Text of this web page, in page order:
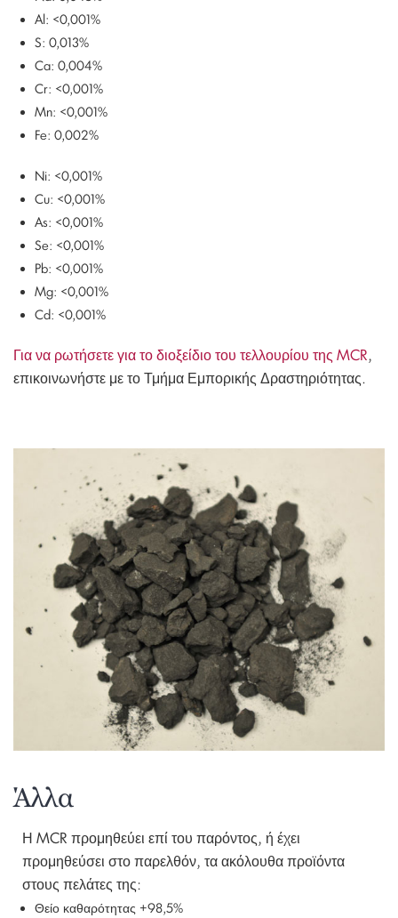
Al: <0,001%
S: 0,013%
Ca: 0,004%
Cr: <0,001%
Mn: <0,001%
Fe: 0,002%
Ni: <0,001%
Cu: <0,001%
As: <0,001%
Se: <0,001%
Pb: <0,001%
Mg: <0,001%
Cd: <0,001%
Για να ρωτήσετε για το διοξείδιο του τελλουρίου της MCR,
επικοινωνήστε με το Τμήμα Εμπορικής Δραστηριότητας.
Άλλα
Η MCR προμηθεύει επί του παρόντος, ή έχει
προμηθεύσει στο παρελθόν, τα ακόλουθα προϊόντα
στους πελάτες της:
Θείο καθαρότητας +98,5%